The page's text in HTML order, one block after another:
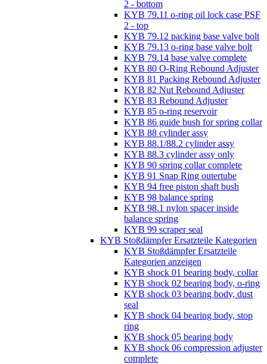
2 - bottom
KYB 79.11 o-ring oil lock case PSF
2 - top
KYB 79.12 packing base valve bolt
KYB 79.13 o-ring base valve bolt
KYB 79.14 base valve complete
KYB 80 O-Ring Rebound Adjuster
KYB 81 Packing Rebound Adjuster
KYB 82 Nut Rebound Adjuster
KYB 83 Rebound Adjuster
KYB 85 o-ring reservoir
KYB 86 guide bush for spring collar
KYB 88 cylinder assy
KYB 88.1/88.2 cylinder assy
KYB 88.3 cylinder assy only
KYB 90 spring collar complete
KYB 91 Snap Ring outertube
KYB 94 free piston shaft bush
KYB 98 balance spring
KYB 98.1 nylon spacer inside
balance spring
KYB 99 scraper seal
KYB Stoßdämpfer Ersatzteile Kategorien
KYB Stoßdämpfer Ersatzteile
Kategorien anzeigen
KYB shock 01 bearing body, collar
KYB shock 02 bearing body, o-ring
KYB shock 03 bearing body, dust
seal
KYB shock 04 bearing body, stop
ring
KYB shock 05 bearing body
KYB shock 06 compression adjuster
complete